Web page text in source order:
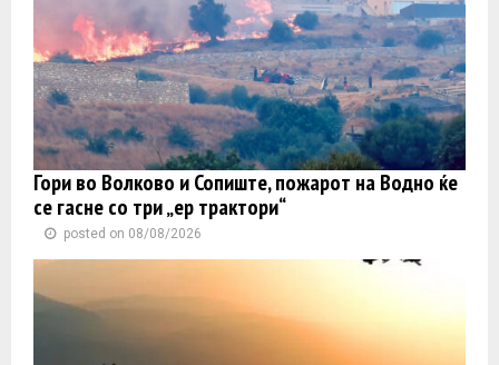
Гори во Волково и Сопиште, пожарот на Водно ќе
се гасне со три „ер трактори“
posted on 08/08/2026